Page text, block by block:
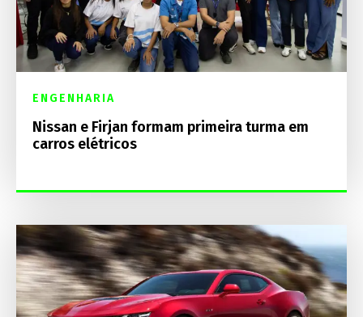
ENGENHARIA
Nissan e Firjan formam primeira turma em
carros elétricos